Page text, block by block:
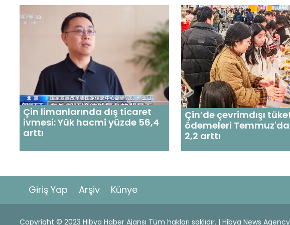
Çin limanlarında dış ticaret
ivmesi: Yük hacmi yüzde 56,4
arttı
Çin’de çevrimdışı
ödemeleri
2,2 arttı
Giriş Yap Arşiv Künye
Copyright © 2023 Hibya Haber Ajansı Tüm hakları saklıdır. | Hibya News